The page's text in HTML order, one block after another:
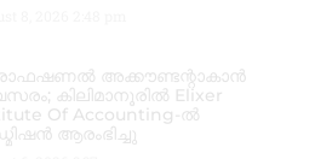
അക്കൗണ്ടന്റാകാൻ
കിലിമാനൂരിൽ Elixer
Of Accounting-ൽ
ആരംഭിച്ചു